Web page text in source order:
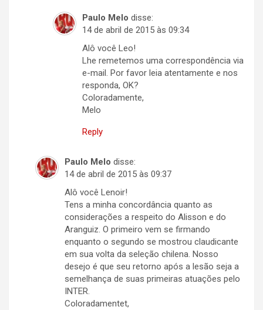
Paulo Melo disse:
14 de abril de 2015 às 09:34
Alô você Leo!
Lhe remetemos uma correspondência via
e-mail. Por favor leia atentamente e nos
responda, OK?
Coloradamente,
Melo
Reply
Paulo Melo disse:
14 de abril de 2015 às 09:37
Alô você Lenoir!
Tens a minha concordância quanto as
considerações a respeito do Alisson e do
Aranguiz. O primeiro vem se firmando
enquanto o segundo se mostrou claudicante
em sua volta da seleção chilena. Nosso
desejo é que seu retorno após a lesão seja a
semelhança de suas primeiras atuações pelo
INTER.
Coloradamentet,